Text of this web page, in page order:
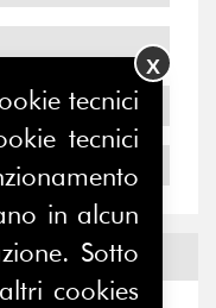
tecnici
tecnici
in alcun
Sotto
cookies
X